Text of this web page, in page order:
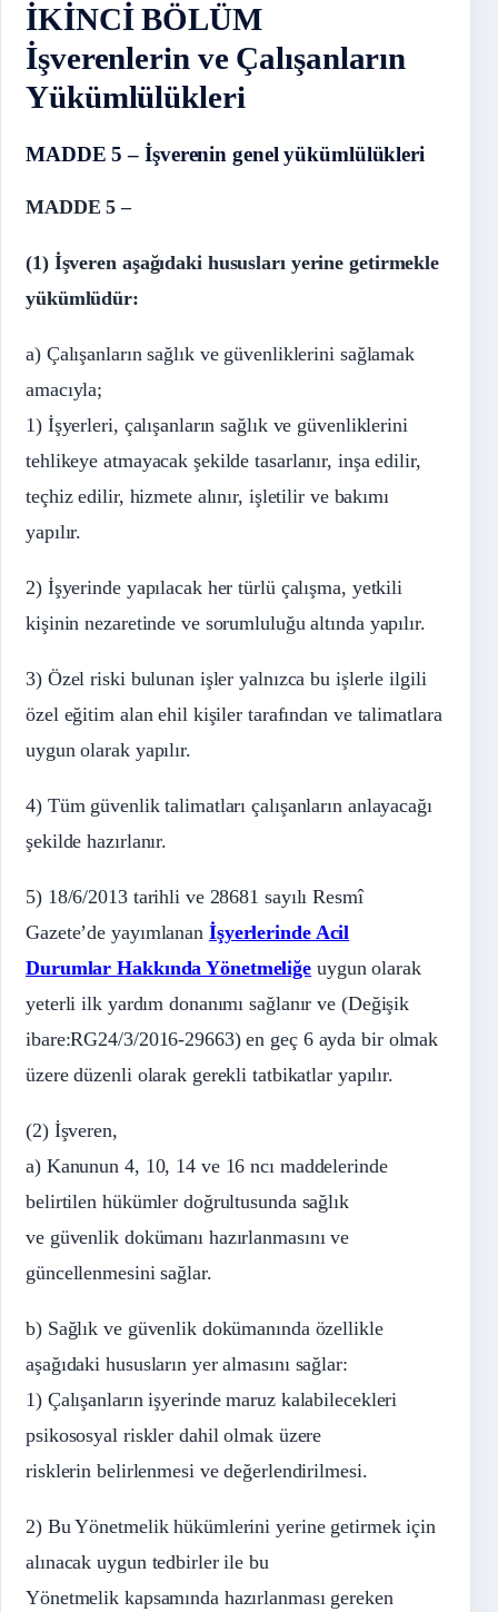
İKİNCİ BÖLÜM
İşverenlerin ve Çalışanların
Yükümlülükleri
MADDE 5 – İşverenin genel yükümlülükleri
MADDE 5 –
(1) İşveren aşağıdaki hususları yerine getirmekle
yükümlüdür:
a) Çalışanların sağlık ve güvenliklerini sağlamak
amacıyla;
1) İşyerleri, çalışanların sağlık ve güvenliklerini
tehlikeye atmayacak şekilde tasarlanır, inşa edilir,
teçhiz edilir, hizmete alınır, işletilir ve bakımı
yapılır.
2) İşyerinde yapılacak her türlü çalışma, yetkili
kişinin nezaretinde ve sorumluluğu altında yapılır.
3) Özel riski bulunan işler yalnızca bu işlerle ilgili
özel eğitim alan ehil kişiler tarafından ve talimatlara
uygun olarak yapılır.
4) Tüm güvenlik talimatları çalışanların anlayacağı
şekilde hazırlanır.
5) 18/6/2013 tarihli ve 28681 sayılı Resmî
Gazete’de yayımlanan İşyerlerinde Acil
Durumlar Hakkında Yönetmeliğe uygun olarak
yeterli ilk yardım donanımı sağlanır ve (Değişik
ibare:RG24/3/2016-29663) en geç 6 ayda bir olmak
üzere düzenli olarak gerekli tatbikatlar yapılır.
(2) İşveren,
a) Kanunun 4, 10, 14 ve 16 ncı maddelerinde
belirtilen hükümler doğrultusunda sağlık
ve güvenlik dokümanı hazırlanmasını ve
güncellenmesini sağlar.
b) Sağlık ve güvenlik dokümanında özellikle
aşağıdaki hususların yer almasını sağlar:
1) Çalışanların işyerinde maruz kalabilecekleri
psikososyal riskler dahil olmak üzere
risklerin belirlenmesi ve değerlendirilmesi.
2) Bu Yönetmelik hükümlerini yerine getirmek için
alınacak uygun tedbirler ile bu
Yönetmelik kapsamında hazırlanması gereken